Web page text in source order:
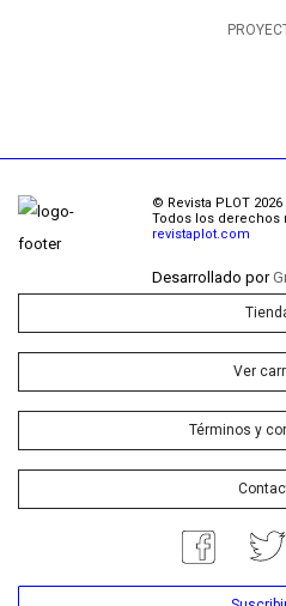
© Revista PLOT 2026
Todos los derechos
revistaplot.com
Desarrollado por
Ver
Términos y